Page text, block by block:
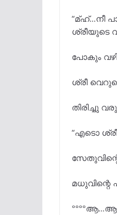
“മ്ഹ്…നീ
ശ്രീയുടെ
പോകും
ശ്രീ
തിരിച്ചു
“എടൊ
°°°°ആ…ആ